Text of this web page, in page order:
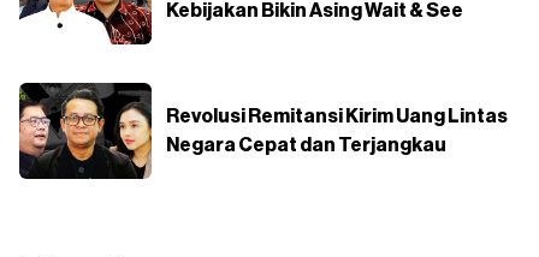
Kebijakan Bikin Asing Wait & See
Revolusi Remitansi Kirim Uang Lintas
Negara Cepat dan Terjangkau